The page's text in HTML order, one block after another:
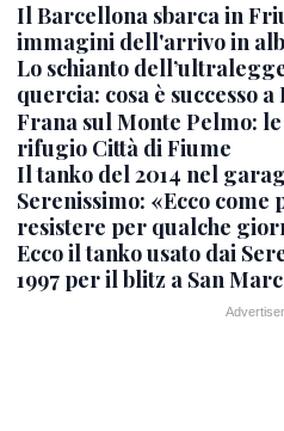
Il Barcellona sbarca in
immagini dell'arrivo in
Lo schianto
quercia: cosa è successo
Frana sul Monte Pelmo:
rifugio Città di Fiume
Il tanko del 2014 nel
Serenissimo: «Ecco come
resistere per qualche
Ecco il tanko usato dai
1997 per il blitz a San